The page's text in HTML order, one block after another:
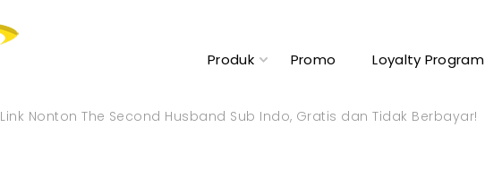
Produk Promo Loyalty Program
Link Nonton The Second Husband Sub Indo, Gratis dan Tidak Berbayar!